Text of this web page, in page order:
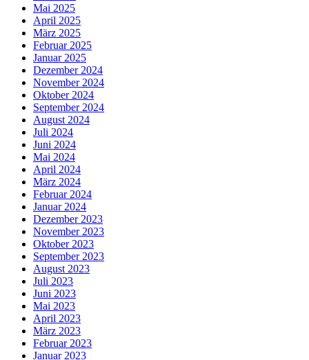
Mai 2025
April 2025
März 2025
Februar 2025
Januar 2025
Dezember 2024
November 2024
Oktober 2024
September 2024
August 2024
Juli 2024
Juni 2024
Mai 2024
April 2024
März 2024
Februar 2024
Januar 2024
Dezember 2023
November 2023
Oktober 2023
September 2023
August 2023
Juli 2023
Juni 2023
Mai 2023
April 2023
März 2023
Februar 2023
Januar 2023